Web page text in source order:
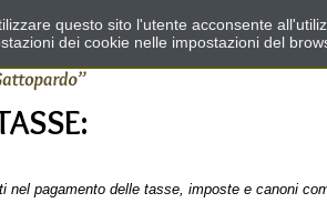
nel pagamento delle tasse, imposte e canoni
questo sito l'utente acconsente
dei cookie nelle impostazioni del